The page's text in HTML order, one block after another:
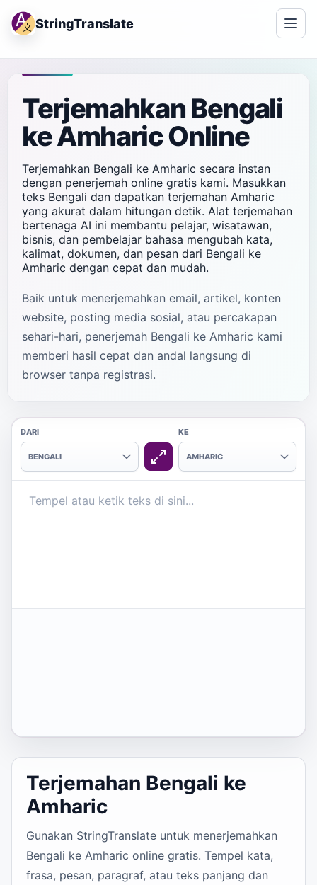
StringTranslate
Terjemahkan Bengali
ke Amharic Online
Terjemahkan Bengali ke Amharic secara instan
dengan penerjemah online gratis kami. Masukkan
teks Bengali dan dapatkan terjemahan Amharic
yang akurat dalam hitungan detik. Alat terjemahan
bertenaga AI ini membantu pelajar, wisatawan,
bisnis, dan pembelajar bahasa mengubah kata,
kalimat, dokumen, dan pesan dari Bengali ke
Amharic dengan cepat dan mudah.
Baik untuk menerjemahkan email, artikel, konten
website, posting media sosial, atau percakapan
sehari-hari, penerjemah Bengali ke Amharic kami
memberi hasil cepat dan andal langsung di
browser tanpa registrasi.
DARI
BENGALI
KE
AMHARIC
Terjemahan Bengali ke
Amharic
Gunakan StringTranslate untuk menerjemahkan
Bengali ke Amharic online gratis. Tempel kata,
frasa, pesan, paragraf, atau teks panjang dan